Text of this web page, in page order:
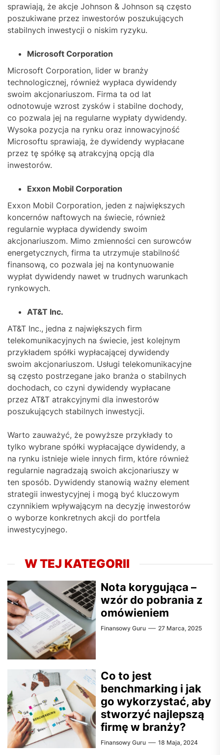
sprawiają, że akcje Johnson & Johnson są często
poszukiwane przez inwestorów poszukujących
stabilnych inwestycji o niskim ryzyku.
Microsoft Corporation
Microsoft Corporation, lider w branży
technologicznej, również wypłaca dywidendy
swoim akcjonariuszom. Firma ta od lat
odnotowuje wzrost zysków i stabilne dochody,
co pozwala jej na regularne wypłaty dywidendy.
Wysoka pozycja na rynku oraz innowacyjność
Microsoftu sprawiają, że dywidendy wypłacane
przez tę spółkę są atrakcyjną opcją dla
inwestorów.
Exxon Mobil Corporation
Exxon Mobil Corporation, jeden z największych
koncernów naftowych na świecie, również
regularnie wypłaca dywidendy swoim
akcjonariuszom. Mimo zmienności cen surowców
energetycznych, firma ta utrzymuje stabilność
finansową, co pozwala jej na kontynuowanie
wypłat dywidendy nawet w trudnych warunkach
rynkowych.
AT&T Inc.
AT&T Inc., jedna z największych firm
telekomunikacyjnych na świecie, jest kolejnym
przykładem spółki wypłacającej dywidendy
swoim akcjonariuszom. Usługi telekomunikacyjne
są często postrzegane jako branża o stabilnych
dochodach, co czyni dywidendy wypłacane
przez AT&T atrakcyjnymi dla inwestorów
poszukujących stabilnych inwestycji.
Warto zauważyć, że powyższe przykłady to
tylko wybrane spółki wypłacające dywidendy, a
na rynku istnieje wiele innych firm, które również
regularnie nagradzają swoich akcjonariuszy w
ten sposób. Dywidendy stanowią ważny element
strategii inwestycyjnej i mogą być kluczowym
czynnikiem wpływającym na decyzję inwestorów
o wyborze konkretnych akcji do portfela
inwestycyjnego.
W TEJ KATEGORII
Nota korygująca –
wzór do pobrania z
omówieniem
Finansowy Guru 27 Marca, 2025
Co to jest
benchmarking i jak
go wykorzystać, aby
stworzyć najlepszą
firmę w branży?
Finansowy Guru 18 Maja, 2024